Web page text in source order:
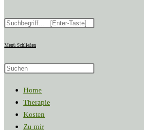
Suche
Diese
durchsuchen
Menü Schließen
Diese
durchsuchen
Home
Therapie
Kosten
Zu mir